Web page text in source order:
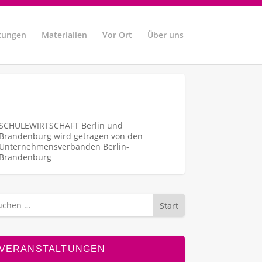
Materialien Vor Ort Über uns
Berlin und
Brandenburg wird getragen von den
Unternehmens­verbänden Berlin-
Brandenburg
Start